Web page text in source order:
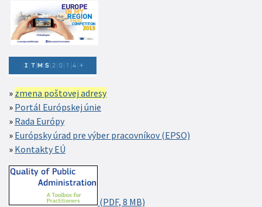
zmena poštovej adresy
Portál Európskej únie
Rada Európy
Európsky úrad pre výber pracovníkov (EPSO)
Kontakty EÚ
(PDF, 8 MB)